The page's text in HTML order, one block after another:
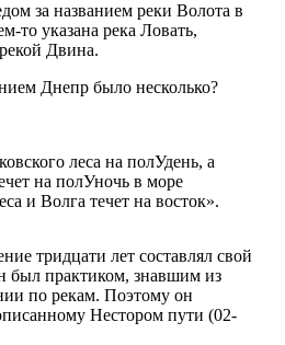
за названием реки Волота в
то указана река Ловать,
Двина.
Днепр было несколько?
леса на полУдень, а
на полУночь в море
и Волга течет на восток».
тридцати лет составлял свой
был практиком, знавшим из
по рекам. Поэтому он
Нестором пути (02-